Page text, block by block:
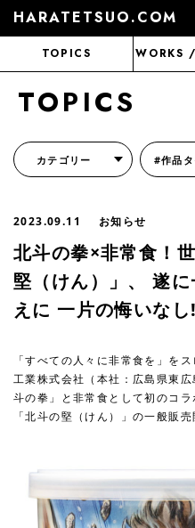
HARATETSUO.COM
TOPICS WORKS
TOPICS
カテゴリー #作品
2023.09.11 お知らせ
北⽃の拳×⾮常⾷！
堅（けん）」、 遂
えに ⼀⽚の悔いなし
「すべての⼈々に⾮常⾷を」を
⼯業株式会社（本社：広島県東
⽃の拳」と⾮常⾷として初のコ
「北⽃の堅（けん）」の⼀般販売